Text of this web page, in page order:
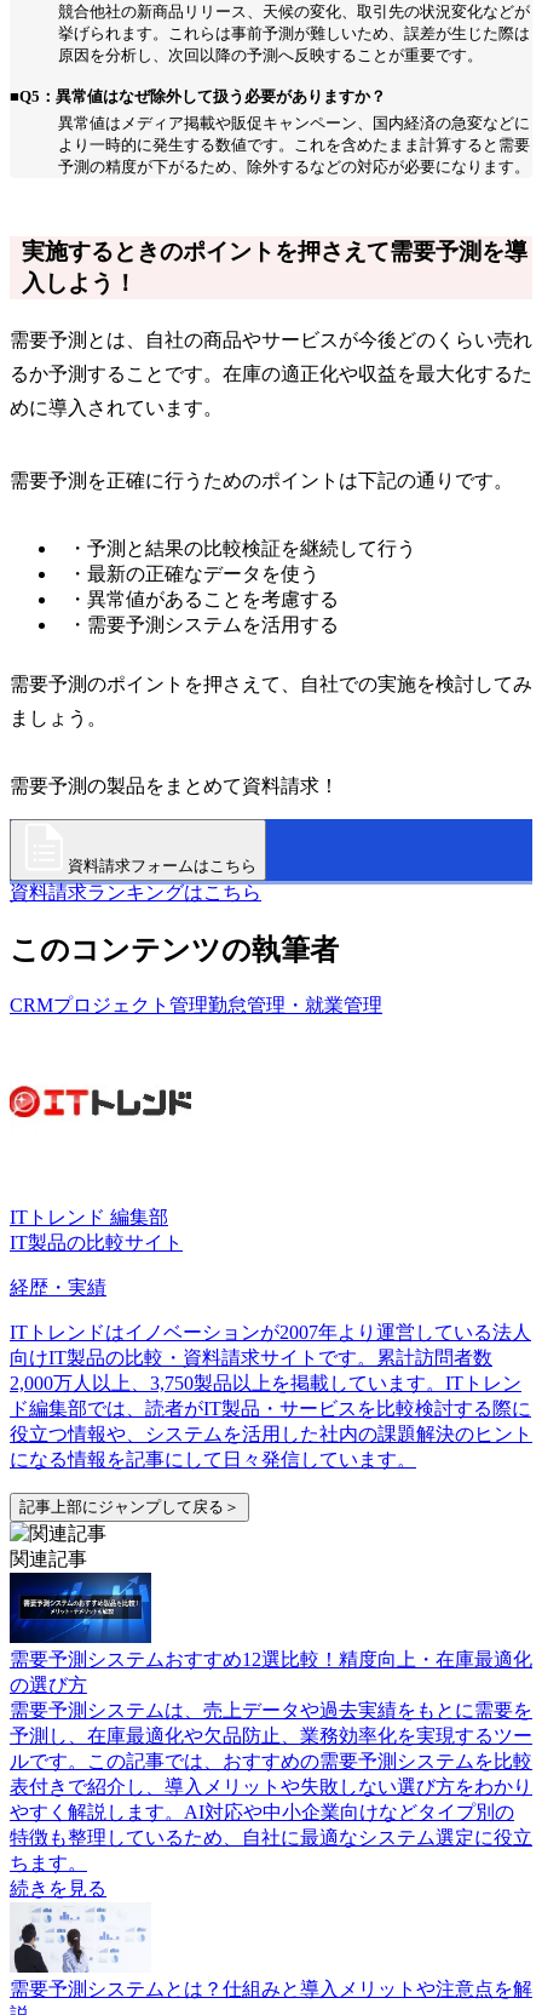
競合他社の新商品リリース、天候の変化、取引先の状況変化などが
挙げられます。これらは事前予測が難しいため、誤差が生じた際は
原因を分析し、次回以降の予測へ反映することが重要です。
■Q5：異常値はなぜ除外して扱う必要がありますか？
異常値はメディア掲載や販促キャンペーン、国内経済の急変などに
より一時的に発生する数値です。これを含めたまま計算すると需要
予測の精度が下がるため、除外するなどの対応が必要になります。
実施するときのポイントを押さえて需要予測を導
入しよう！
需要予測とは、自社の商品やサービスが今後どのくらい売れ
るか予測することです。在庫の適正化や収益を最大化するた
めに導入されています。
需要予測を正確に行うためのポイントは下記の通りです。
・予測と結果の比較検証を継続して行う
・最新の正確なデータを使う
・異常値があることを考慮する
・需要予測システムを活用する
需要予測のポイントを押さえて、自社での実施を検討してみ
ましょう。
需要予測の製品をまとめて資料請求！
資料請求フォームはこちら
資料請求ランキングはこちら
このコンテンツの執筆者
CRMプロジェクト管理勤怠管理・就業管理
ITトレンド 編集部
IT製品の比較サイト
経歴・実績
ITトレンドはイノベーションが2007年より運営している法人
向けIT製品の比較・資料請求サイトです。累計訪問者数
2,000万人以上、3,750製品以上を掲載しています。ITトレン
ド編集部では、読者がIT製品・サービスを比較検討する際に
役立つ情報や、システムを活用した社内の課題解決のヒント
になる情報を記事にして日々発信しています。
記事上部にジャンプして戻る＞
関連記事
需要予測システムおすすめ12選比較！精度向上・在庫最適化
の選び方
需要予測システムは、売上データや過去実績をもとに需要を
予測し、在庫最適化や欠品防止、業務効率化を実現するツー
ルです。この記事では、おすすめの需要予測システムを比較
表付きで紹介し、導入メリットや失敗しない選び方をわかり
やすく解説します。AI対応や中小企業向けなどタイプ別の
特徴も整理しているため、自社に最適なシステム選定に役立
ちます。
続きを見る
需要予測システムとは？仕組みと導入メリットや注意点を解